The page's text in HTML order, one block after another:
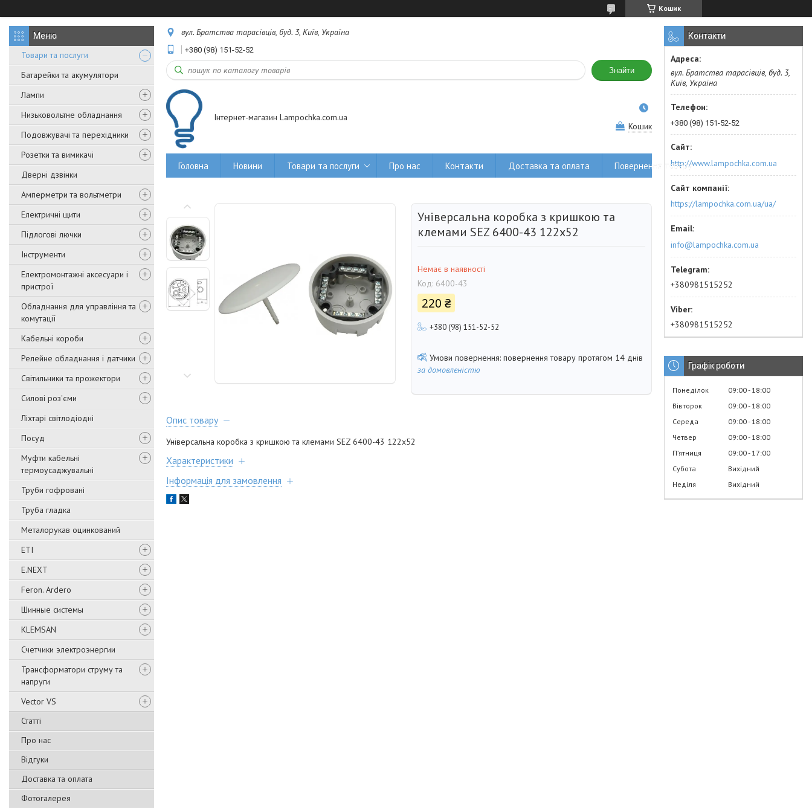
Кошик
Товари та послуги
Батарейки та акумулятори
Лампи
Низьковольтне обладнання
Подовжувачі та перехідники
Розетки та вимикачі
Дверні дзвінки
Амперметри та вольтметри
Електричні щити
Підлогові лючки
Інструменти
Електромонтажні аксесуари і
пристрої
Обладнання для управління та
комутації
Кабельні короби
Релейне обладнання і датчики
Світильники та прожектори
Силові роз'єми
Ліхтарі світлодіодні
Посуд
Муфти кабельні
термоусаджувальні
Труби гофровані
Труба гладка
Металорукав оцинкований
ETI
E.NEXT
Feron. Ardero
Шинные системы
KLEMSAN
Счетчики электроэнергии
Трансформатори струму та
напруги
Vector VS
Статті
Про нас
Відгуки
Доставка та оплата
Фотогалерея
вул. Братства тарасівців, буд. 3, Київ, Україна
+380 (98) 151-52-52
Знайти
Інтернет-магазин Lampochka.com.ua
Кошик
Головна Новини Товари та послуги Про нас Контакти Доставка та оплата Повернення товару
Універсальна коробка з кришкою та
клемами SEZ 6400-43 122x52
Немає в наявності
Код: 6400-43
220 ₴
+380 (98) 151-52-52
повернення товару протягом 14 днів
за домовленістю
Опис товару
Універсальна коробка з кришкою та клемами SEZ 6400-43 122x52
Характеристики
Інформація для замовлення
Контакти
вул. Братства тарасівців, буд. 3,
Київ, Україна
+380 (98) 151-52-52
http://www.lampochka.com.ua
https://lampochka.com.ua/ua/
info@lampochka.com.ua
+380981515252
+380981515252
Графік роботи
Понеділок 09:00 18:00
Вівторок
09:00 18:00
Середа
09:00 18:00
Четвер
09:00 18:00
Пʼятниця
09:00 17:00
Субота
Вихідний
Неділя
Вихідний